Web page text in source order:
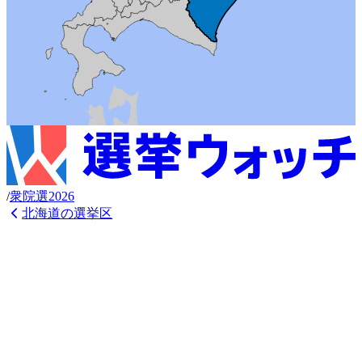
/衆院選2026
北海道の選挙区